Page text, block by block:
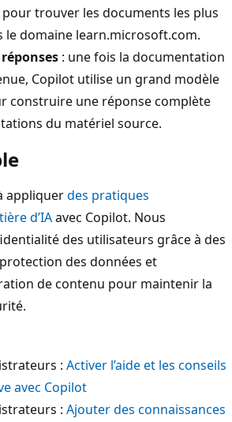
trouver les documents les plus
le domaine learn.microsoft.com.
: une fois la documentation
Copilot utilise un grand modèle
construire une réponse complète
du matériel source.
appliquerdes pratiques
d’IAavec Copilot. Nous
des utilisateurs grâce à des
des données et
de contenu pour maintenir la
: Activer l’aide et les conseils
avec Copilot
: Ajouter des connaissances